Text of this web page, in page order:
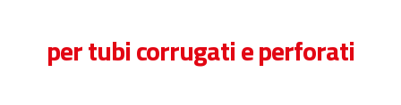
per tubi corrugati e perforati